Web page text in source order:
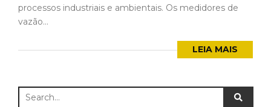
processos industriais e ambientais. Os medidores de
vazão...
LEIA MAIS